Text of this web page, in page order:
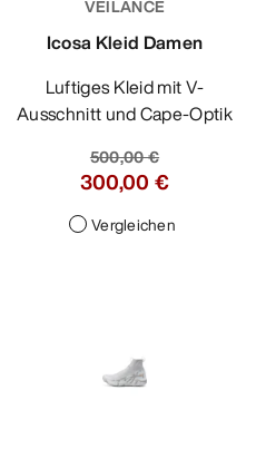
VEILANCE
Icosa Kleid Damen
Luftiges Kleid mit V-
Ausschnitt und Cape-Optik
500,00 €
300,00 €
Vergleichen